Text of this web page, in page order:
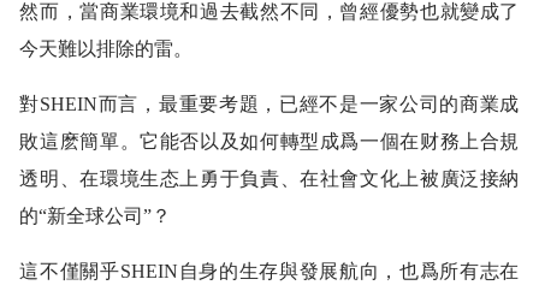
然而，當商業環境和過去截然不同，曾經優勢也就變成了
今天難以排除的雷。
對SHEIN而言，最重要考題，已經不是一家公司的商業成
敗這麽簡單。它能否以及如何轉型成爲一個在财務上合規
透明、在環境生态上勇于負責、在社會文化上被廣泛接納
的“新全球公司”？
這不僅關乎SHEIN自身的生存與發展航向，也爲所有志在